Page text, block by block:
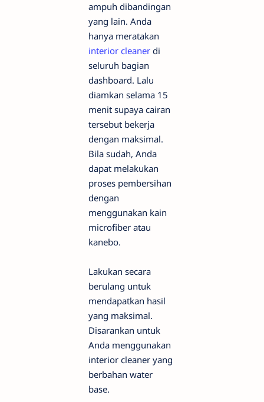
ampuh dibandingan
yang lain. Anda
hanya meratakan
interior cleaner di
seluruh bagian
dashboard. Lalu
diamkan selama 15
menit supaya cairan
tersebut bekerja
dengan maksimal.
Bila sudah, Anda
dapat melakukan
proses pembersihan
dengan
menggunakan kain
microfiber atau
kanebo.
Lakukan secara
berulang untuk
mendapatkan hasil
yang maksimal.
Disarankan untuk
Anda menggunakan
interior cleaner yang
berbahan water
base.